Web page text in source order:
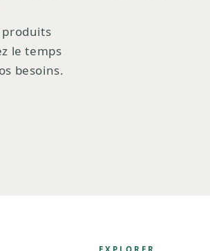
produits
le temps
besoins.